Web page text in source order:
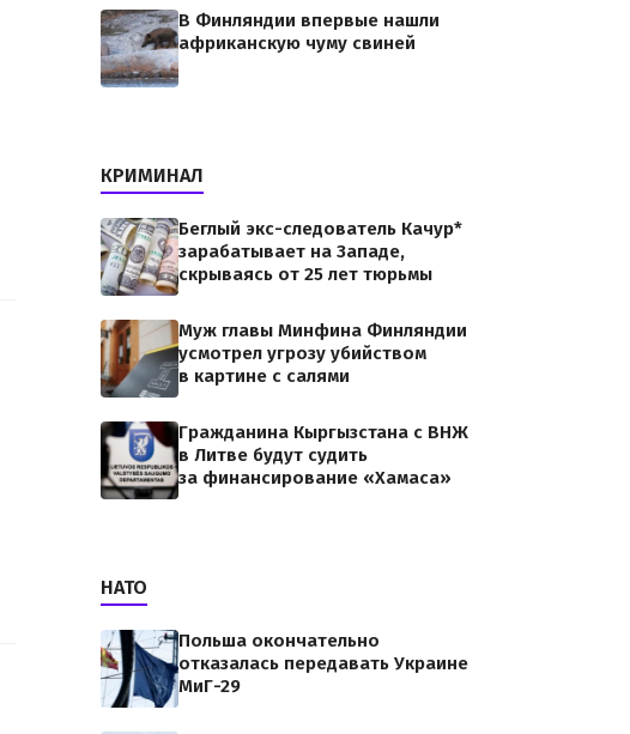
В Финляндии впервые нашли
африканскую чуму свиней
КРИМИНАЛ
Беглый экс-следователь Качур*
зарабатывает на Западе,
скрываясь от 25 лет тюрьмы
Муж главы Минфина Финляндии
усмотрел угрозу убийством
в картине с салями
Гражданина Кыргызстана с ВНЖ
в Литве будут судить
за финансирование «Хамаса»
НАТО
Польша окончательно
отказалась передавать Украине
МиГ-29